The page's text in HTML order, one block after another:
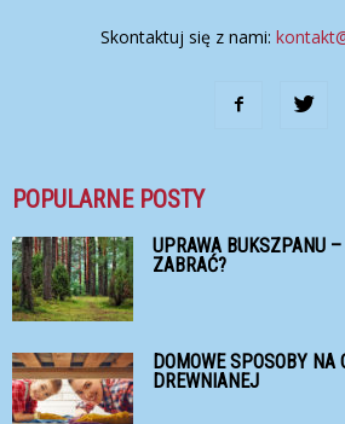
Skontaktuj się z nami:
POPULARNE POSTY
UPRAWA BUKSZPANU
ZABRAĆ?
DOMOWE SPOSOBY
DREWNIANEJ